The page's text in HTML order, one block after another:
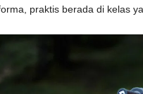
praktis berada di kelas